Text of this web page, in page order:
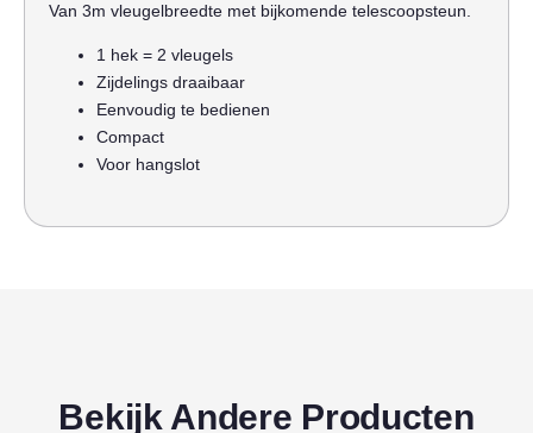
Van 3m vleugelbreedte met bijkomende telescoopsteun.
1 hek = 2 vleugels
Zijdelings draaibaar
Eenvoudig te bedienen
Compact
Voor hangslot
Bekijk Andere Producten